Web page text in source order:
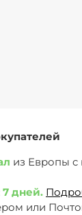
из Европы c
7 дней.
или